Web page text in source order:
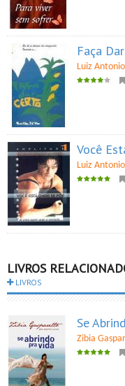
Faça
Luiz
Você
Luiz
LIVROS
LIVROS
Se
Zibia